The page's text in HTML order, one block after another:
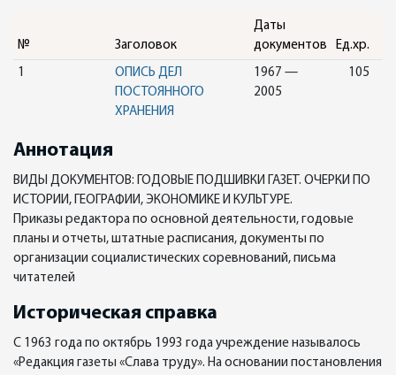
№ Заголовок
Даты
документов
Ед.хр.
1
ОПИСЬ ДЕЛ
ПОСТОЯННОГО
ХРАНЕНИЯ
1967 —
2005
105
Аннотация
ВИДЫ ДОКУМЕНТОВ: ГОДОВЫЕ ПОДШИВКИ ГАЗЕТ. ОЧЕРКИ ПО
ИСТОРИИ, ГЕОГРАФИИ, ЭКОНОМИКЕ И КУЛЬТУРЕ.
Приказы редактора по основной деятельности, годовые
планы и отчеты, штатные расписания, документы по
организации социалистических соревнований, письма
читателей
Историческая справка
С 1963 года по октябрь 1993 года учреждение называлось
«Редакция газеты «Слава труду». На основании постановления